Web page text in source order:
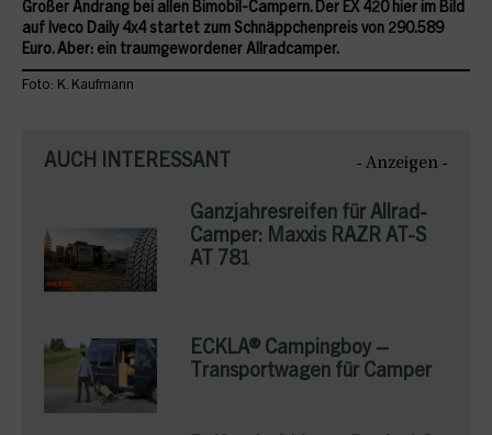
Großer Andrang bei allen Bimobil-Campern. Der EX 420 hier im Bild
auf Iveco Daily 4x4 startet zum Schnäppchenpreis von 290.589
Euro. Aber: ein traumgewordener Allradcamper.
Foto: K. Kaufmann
AUCH INTERESSANT - Anzeigen -
Ganzjahresreifen für Allrad-
Camper: Maxxis RAZR AT-S
AT 781
ECKLA® Campingboy –
Transportwagen für Camper